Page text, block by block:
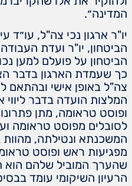
המדינה״.
יו"ר ארגון נכי צה"ל, עו״ד
הביטחון, יו"ר ועדת
הביטחון על פועלם למען
כך שעמדת הארגון בדבר
צה"ל באופן אישי ובהתאם
המלצות הועדה בדבר
ופוסט טראומה, מתן
לסובלים מפוסט טראומה
המשכנתא ונטילתה,
מפגיעות ראש ופוסט
שהערך המוביל שלהם הוא
הרעיון השיקומי עומד